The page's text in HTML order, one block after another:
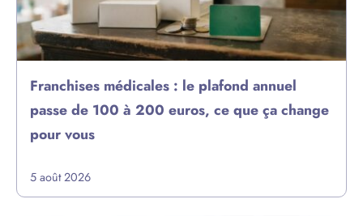
Franchises médicales : le plafond annuel
passe de 100 à 200 euros, ce que ça change
pour vous
5 août 2026